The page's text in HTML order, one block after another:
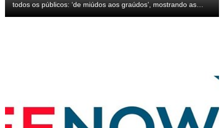
todos os públicos: ‘de miúdos aos graúdos’, mostrando as